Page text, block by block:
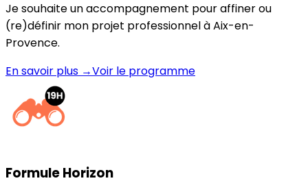
Je souhaite un accompagnement pour affiner ou
(re)définir mon projet professionnel à Aix-en-
Provence.
En savoir plus →Voir le programme
Formule Horizon